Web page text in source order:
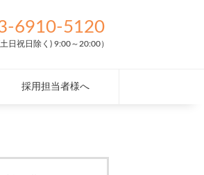
6910-5120
土日祝日除く) 9:00～20:00）
採用担当者様へ